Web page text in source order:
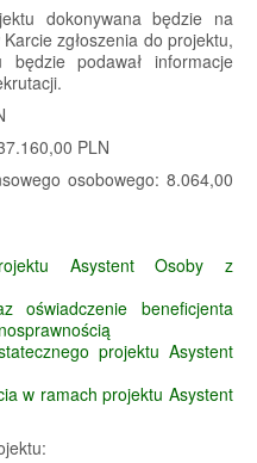
dokonywana będzie na
zgłoszenia do projektu,
podawał informacje
PLN
osobowego: 8.064,00
Asystent Osoby z
oświadczenie beneficjenta
projektu Asystent
w ramach projektu Asystent